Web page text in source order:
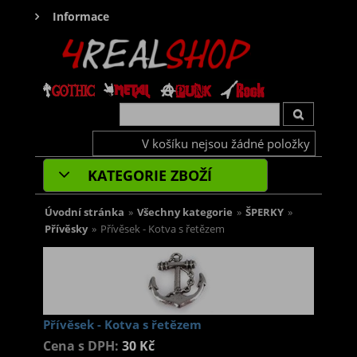
Informace
V košíku nejsou žádné položky
KATEGORIE ZBOŽÍ
Úvodní stránka » Všechny kategorie » ŠPERKY »
Přívěsky » Přívěsek - Kotva s řetězem
Přívěsek - Kotva s řetězem
Cena s DPH: 30 Kč